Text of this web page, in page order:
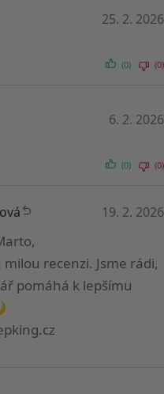
25. 2. 2026
(0) (0)
6. 2. 2026
(0) (0)
19. 2. 2026
recenzi. Jsme rádi,
pomáhá k lepšímu